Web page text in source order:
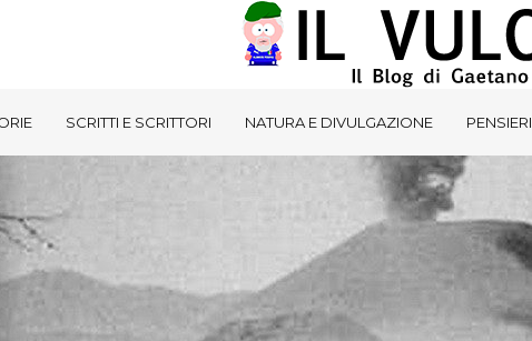
SCRITTI E SCRITTORI NATURA E DIVULGAZIONE PENSIERI